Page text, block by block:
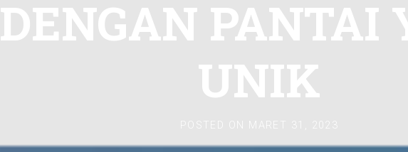
DENGAN PANTAI
UNIK
MARET 31, 2023